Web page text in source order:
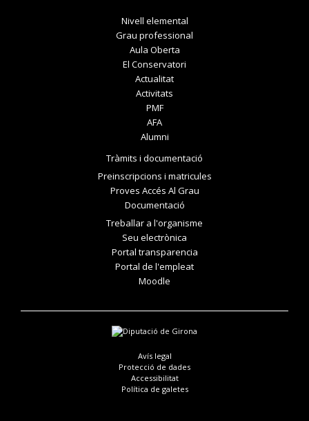
Nivell elemental
Grau professional
Aula Oberta
El Conservatori
Actualitat
Activitats
PMF
AFA
Alumni
Tràmits i documentació
Preinscripcions i matricules
Proves Accés Al Grau
Documentació
Treballar a l'organisme
Seu electrònica
Portal transparencia
Portal de l'empleat
Moodle
Avís legal
Protecció de dades
Accessibilitat
Política de galetes